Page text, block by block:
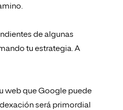
de algunas
tu estrategia. A
web que Google puede
será primordial